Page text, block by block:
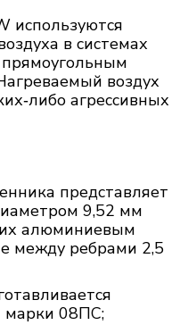
используются
в системах
воздух
агрессивных
представляет
9,52 мм
алюминиевым
между ребрами 2,5
марки 08ПС;